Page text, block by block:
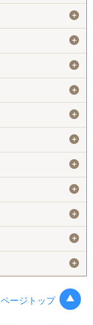
＋
＋
＋
＋
＋
＋
＋
＋
＋
＋
＋
ページトップ